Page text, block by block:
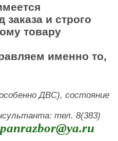
и строго
товару
именно то,
ДВС), состояние
тел. 8(383)